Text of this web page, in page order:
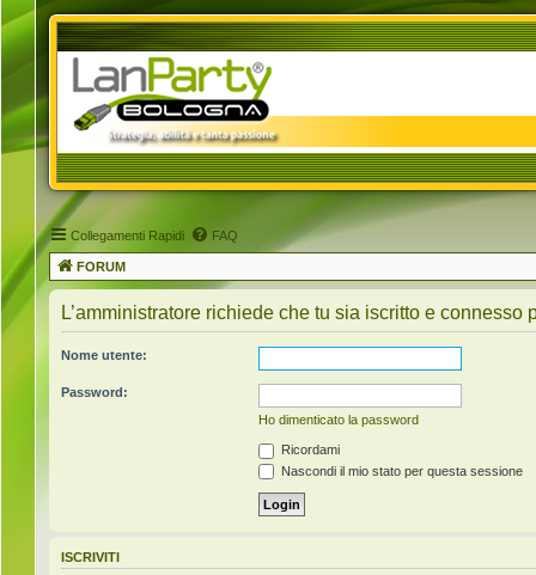
Collegamenti Rapidi FAQ
FORUM
L’amministratore richiede che tu sia iscritto e connesso
Nome utente:
Password:
Ho dimenticato la password
Ricordami
Nascondi il mio stato per questa sessione
ISCRIVITI